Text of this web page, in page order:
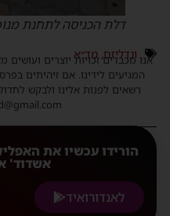
דלת הכניסה לתחנת
ונדליזם,מד״א
אנו מכבדים זכויות יוצרים ועושים
המגיעים לידינו. אם זיהיתים
רשאים לפנות אלינו ולבקש לחדול
הורידו עכשיו את
אשדוד'
לאנדורואיד